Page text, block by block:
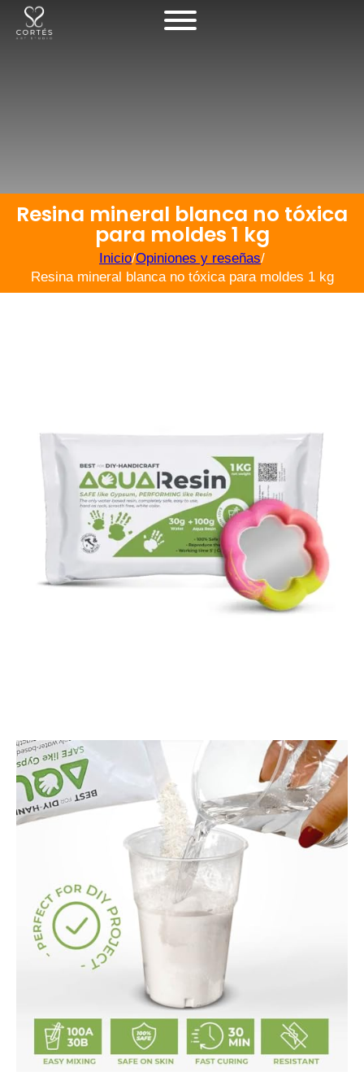
Resina mineral blanca no tóxica
para moldes 1 kg
Inicio/Opiniones y reseñas/
Resina mineral blanca no tóxica para moldes 1 kg